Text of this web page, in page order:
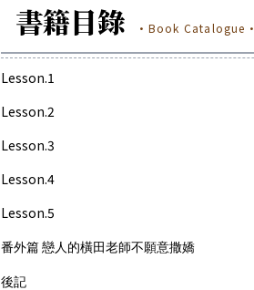
書籍目錄 ·Book Catalogue·
Lesson.1
Lesson.2
Lesson.3
Lesson.4
Lesson.5
番外篇 戀人的橫田老師不願意撒嬌
後記